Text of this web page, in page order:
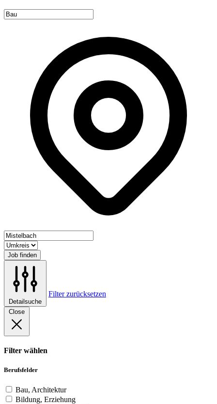
Job finden
Detailsuche
Filter zurücksetzen
Close
Filter wählen
Berufsfelder
Bau, Architektur
Bildung, Erziehung